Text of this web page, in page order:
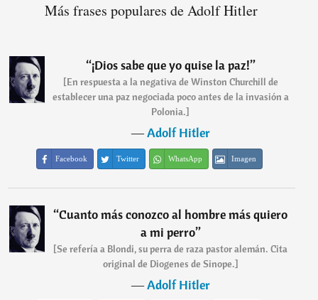
Más frases populares de Adolf Hitler
“¡Dios sabe que yo quise la paz!”
[En respuesta a la negativa de Winston Churchill de
establecer una paz negociada poco antes de la invasión a
Polonia.]
―Adolf Hitler
Facebook Twitter WhatsApp Imagen
“Cuanto más conozco al hombre más quiero
a mi perro”
[Se refería a Blondi, su perra de raza pastor alemán. Cita
original de Diogenes de Sinope.]
―Adolf Hitler